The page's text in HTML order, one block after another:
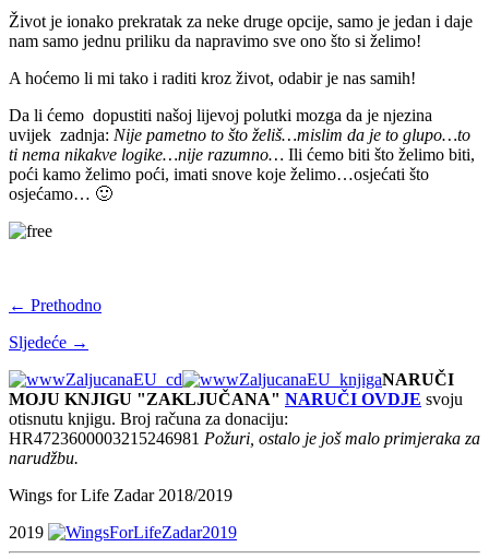
Život je ionako prekratak za neke druge opcije, samo je jedan i daje
nam samo jednu priliku da napravimo sve ono što si želimo!
A hoćemo li mi tako i raditi kroz život, odabir je nas samih!
Da li ćemo dopustiti našoj lijevoj polutki mozga da je njezina
uvijek zadnja: Nije pametno to što želiš…mislim da je to glupo…to
ti nema nikakve logike…nije razumno… Ili ćemo biti što želimo biti,
poći kamo želimo poći, imati snove koje želimo…osjećati što
osjećamo… 🙂
← Prethodno
Sljedeće →
NARUČI
MOJU KNJIGU "ZAKLJUČANA" NARUČI OVDJE svoju
otisnutu knjigu. Broj računa za donaciju:
HR4723600003215246981 Požuri, ostalo je još malo primjeraka za
narudžbu.
Wings for Life Zadar 2018/2019
2019